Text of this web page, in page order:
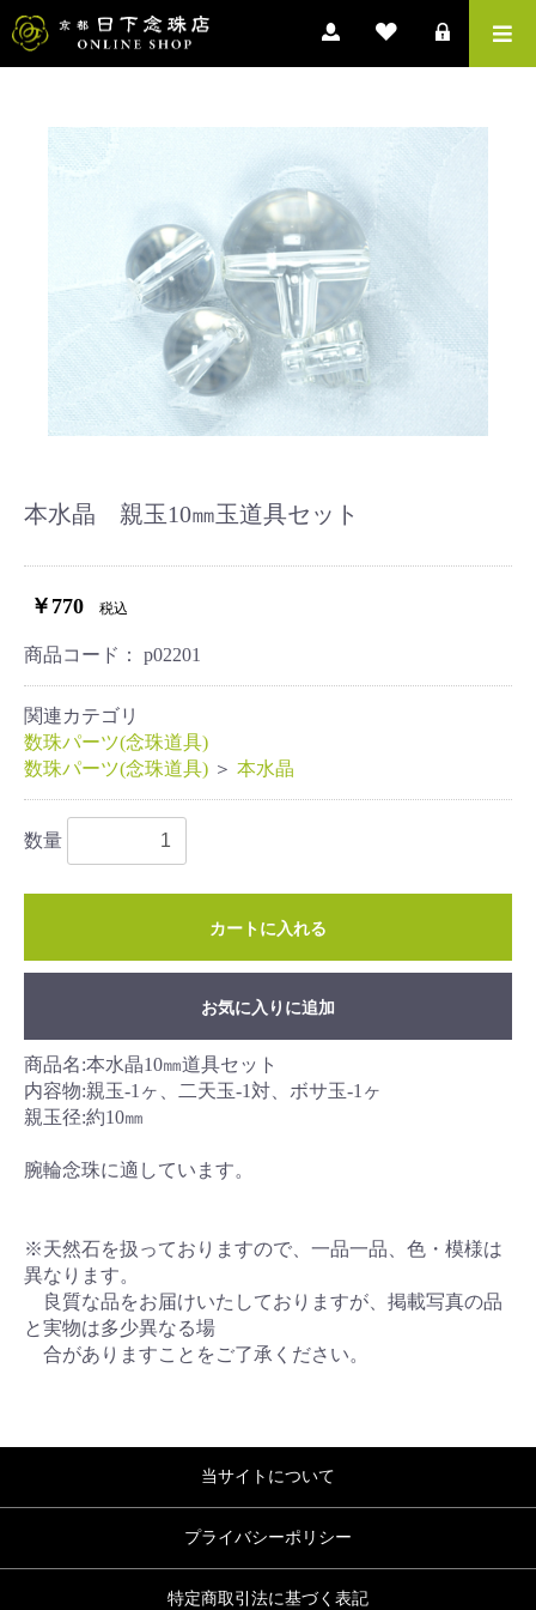
本水晶 親玉10㎜玉道具セット
￥770 税込
商品コード： p02201
関連カテゴリ
数珠パーツ(念珠道具)
数珠パーツ(念珠道具) ＞ 本水晶
数量
カートに入れる
お気に入りに追加
商品名:本水晶10㎜道具セット
内容物:親玉-1ヶ、二天玉-1対、ボサ玉-1ヶ
親玉径:約10㎜
腕輪念珠に適しています。
※天然石を扱っておりますので、一品一品、色・模様は
異なります。
良質な品をお届けいたしておりますが、掲載写真の品
と実物は多少異なる場
合がありますことをご了承ください。
当サイトについて
プライバシーポリシー
特定商取引法に基づく表記